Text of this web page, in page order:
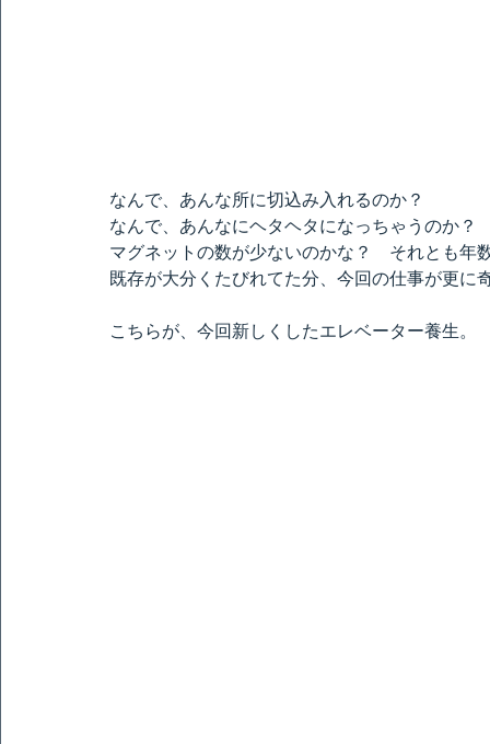
なんで、あんな所に切込み入れるのか？
なんで、あんなにヘタヘタになっちゃうのか？
マグネットの数が少ないのかな？　それとも年
既存が大分くたびれてた分、今回の仕事が更に
こちらが、今回新しくしたエレベーター養生。